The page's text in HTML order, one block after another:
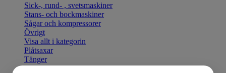
Sick-, rund- , svetsmaskiner
Stans- och bockmaskiner
Sågar och kompressorer
Övrigt
Visa allt i kategorin
Plåtsaxar
Tänger
Bocka & Forma